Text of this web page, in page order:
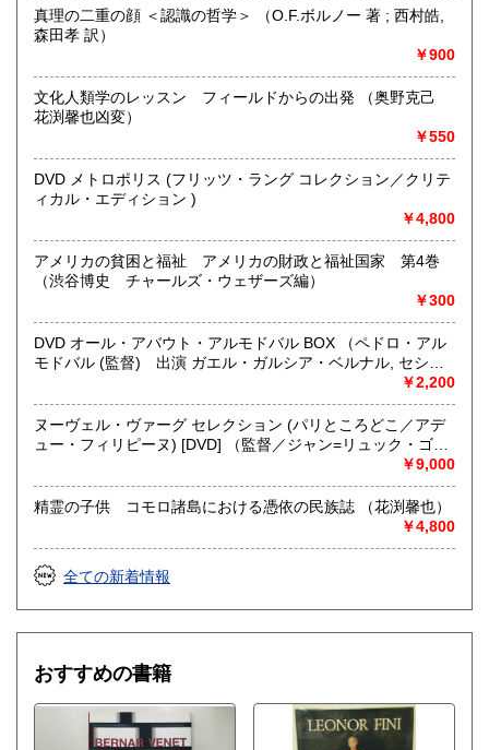
北海道本・思想哲学・人文書を中心に専門書を積極的に買取
をしております。店頭での買取のほか、札幌市内は出張買取
いたします。市外、道外の方はご相談ください。まずはお気
軽にメールyosinari@snow.plala.or.jpか、電話011-214-0972
哲学宗教、歴史、社会科学、自然科学、美術工芸、国語国
文、趣味
真理の二重の顔 ＜認識の哲学＞ （O.F.ボルノー 著 ; 西村皓,
森田孝 訳）
￥900
文化人類学のレッスン フィールドからの出発 （奥野克己
花渕馨也凶変）
￥550
DVD メトロポリス (フリッツ・ラング コレクション／クリテ
ィカル・エディション )
￥4,800
アメリカの貧困と福祉 アメリカの財政と福祉国家 第4巻
（渋谷博史 チャールズ・ウェザーズ編）
￥300
DVD オール・アバウト・アルモドバル BOX （ペドロ・アル
モドバル (監督) 出演 ガエル・ガルシア・ベルナル, セシリ
ア・ロス, フェレ・マルチネス, ペドロ・アルモドバル, ペネ
ロペ・クルス, マリサ・パレデス）
￥2,200
ヌーヴェル・ヴァーグ セレクション (パリところどこ／アデ
ュー・フィリピーヌ) [DVD] （監督／ジャン=リュック・ゴダ
ール、エリック・ロメール、 ジャン・ルーシュ、クロード・
シャブロル、ジャン＝ダニエル・ポレ／ジャック・ロジエ）
￥9,000
精霊の子供 コモロ諸島における憑依の民族誌 （花渕馨也）
￥4,800
全ての新着情報
おすすめの書籍